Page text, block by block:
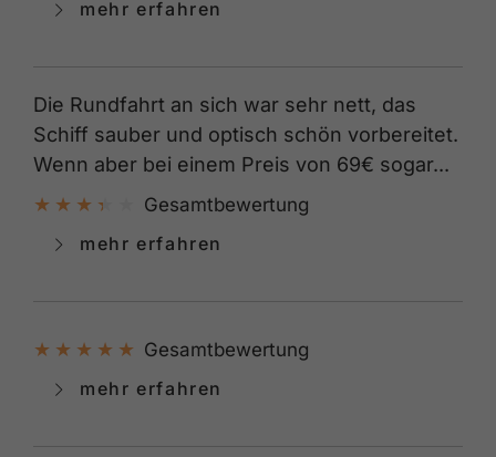
mehr erfahren
Die Rundfahrt an sich war sehr nett, das
Schiff sauber und optisch schön vorbereitet.
Wenn aber bei einem Preis von 69€ sogar...
Gesamtbewertung
mehr erfahren
Gesamtbewertung
mehr erfahren